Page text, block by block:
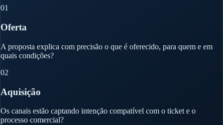
01
Oferta
A proposta explica com precisão o que é oferecido, para quem e em
quais condições?
02
Aquisição
Os canais estão captando intenção compatível com o ticket e o
processo comercial?